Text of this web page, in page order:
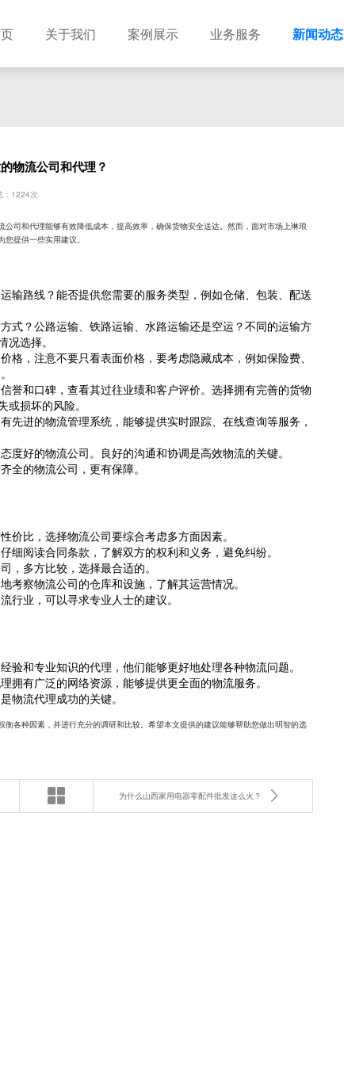
关于我们 案例展示 业务服务 新闻动态
物流公司和代理？
1224次
司和代理能够有效降低成本，提高效率，确保货物安全送达。然而，面对市场上琳琅
提供一些实用建议。
输路线？能否提供您需要的服务类型，例如仓储、包装、配送
式？公路运输、铁路运输、水路运输还是空运？不同的运输方
选择。
格，注意不要只看表面价格，要考虑隐藏成本，例如保险费、
誉和口碑，查看其过往业绩和客户评价。选择拥有完善的货物
损坏的风险。
先进的物流管理系统，能够提供实时跟踪、在线查询等服务，
度好的物流公司。良好的沟通和协调是高效物流的关键。
全的物流公司，更有保障。
价比，选择物流公司要综合考虑多方面因素。
细阅读合同条款，了解双方的权利和义务，避免纠纷。
，多方比较，选择最合适的。
考察物流公司的仓库和设施，了解其运营情况。
行业，可以寻求专业人士的建议。
验和专业知识的代理，他们能够更好地处理各种物流问题。
拥有广泛的网络资源，能够提供更全面的物流服务。
物流代理成功的关键。
各种因素，并进行充分的调研和比较。希望本文提供的建议能够帮助您做出明智的选
为什么山西家用电器零配件批发这么火？